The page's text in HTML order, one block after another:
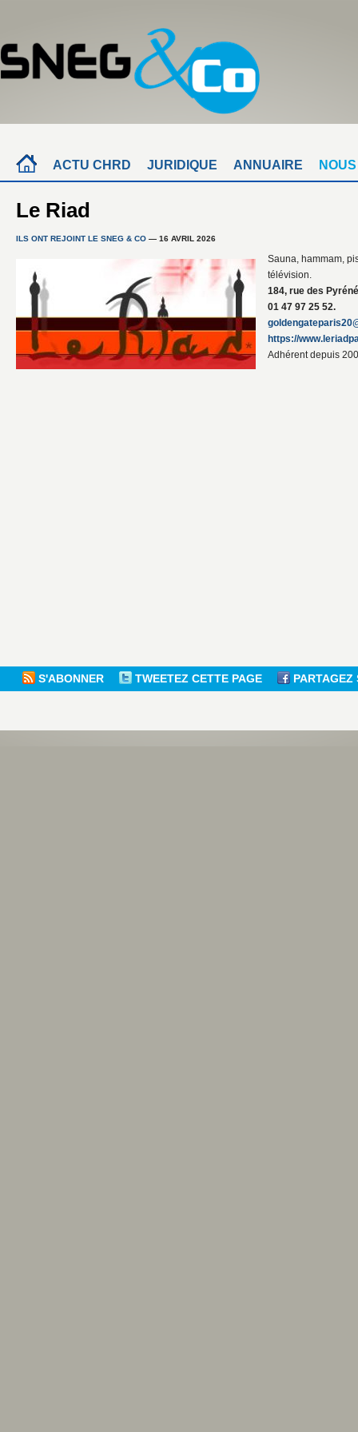
ACTU CHRD JURIDIQUE ANNUAIRE
Le Riad
ILS ONT REJOINT LE SNEG & CO — 16 AVRIL 2026
Sauna, hammam,
télévision.
184, rue des
01 47 97 25 52.
https://
Adhérent depuis
S'ABONNER TWEETEZ CETTE PAGE PARTAGEZ